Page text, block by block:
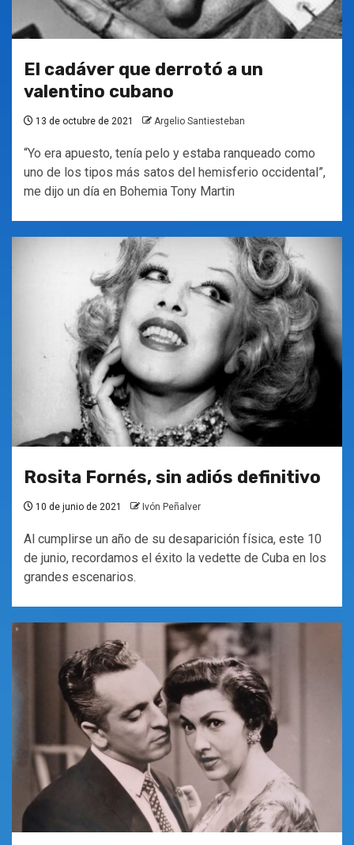
El cadáver que derrotó a un
valentino cubano
13 de octubre de 2021 Argelio Santiesteban
“Yo era apuesto, tenía pelo y estaba ranqueado como
uno de los tipos más satos del hemisferio occidental”,
me dijo un día en Bohemia Tony Martin
Rosita Fornés, sin adiós definitivo
10 de junio de 2021 Ivón Peñalver
Al cumplirse un año de su desaparición física, este 10
de junio, recordamos el éxito la vedette de Cuba en los
grandes escenarios.